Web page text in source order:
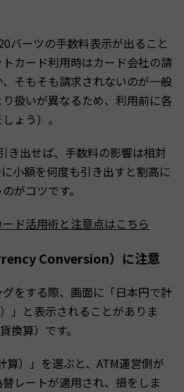
バーツの手数料表示が出ること
カード利用時はカード会社の請
そもそも請求されないのが一般
扱いが異なるため、利用前に各
ょう）。
き出せば、手数料の影響は相対
小額を何度も引き出すと割高に
がコツです。
ド活用術と注意点はこちら
Conversion）に注意
をする際、画面に「日本円で計
」と表示されることがありま
換算）です。
算）」を選ぶと、ATM運営側が
レートが適用され、損をしま